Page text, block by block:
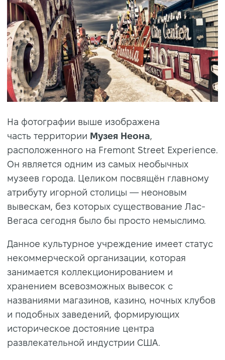
На фотографии выше изображена
часть территории Музея Неона,
расположенного на Fremont Street Experience.
Он является одним из самых необычных
музеев города. Целиком посвящён главному
атрибуту игорной столицы — неоновым
вывескам, без которых существование Лас-
Вегаса сегодня было бы просто немыслимо.
Данное культурное учреждение имеет статус
некоммерческой организации, которая
занимается коллекционированием и
хранением всевозможных вывесок с
названиями магазинов, казино, ночных клубов
и подобных заведений, формирующих
историческое достояние центра
развлекательной индустрии США.